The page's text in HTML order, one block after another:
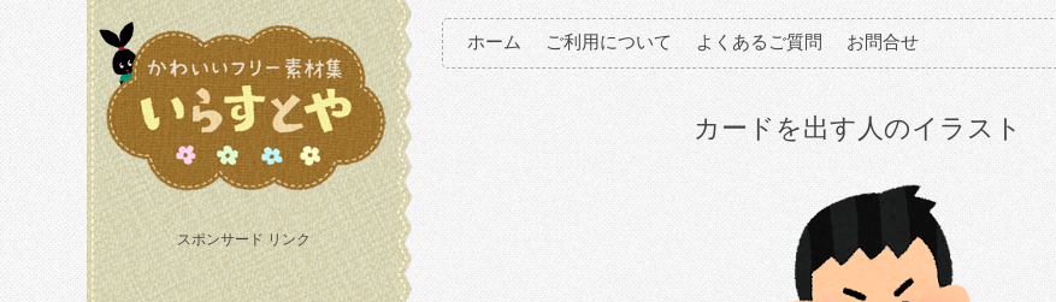
スポンサード リンク
ホーム ご利用について よくあるご質問 お問合せ
カードを出す人のイラスト